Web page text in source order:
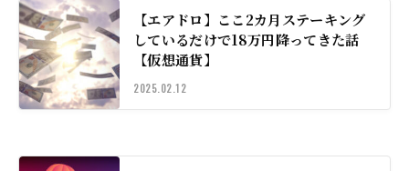
【エアドロ】ここ2カ月ステーキング
しているだけで18万円降ってきた話
【仮想通貨】
2025.02.12